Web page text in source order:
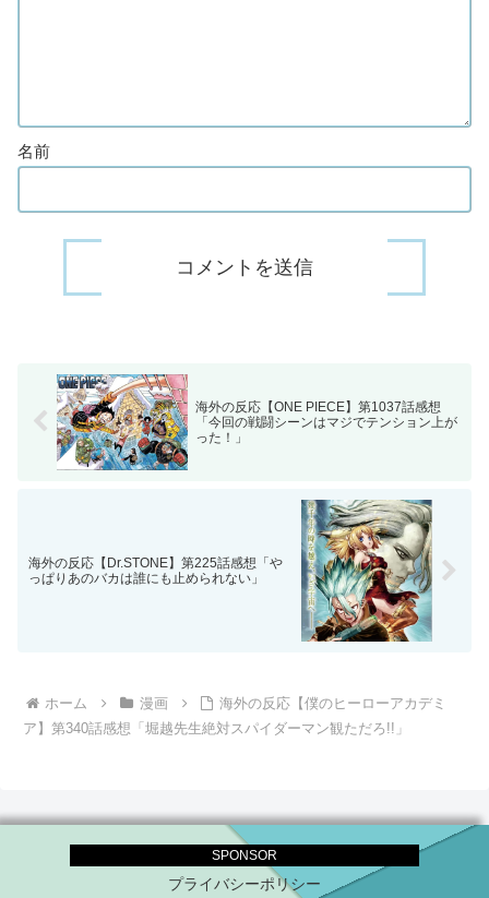
SPONSOR
名前
海外の反応【ONE PIECE】第1037話感想
「今回の戦闘シーンはマジでテンション上が
った！」
海外の反応【Dr.STONE】第225話感想「や
っぱりあのバカは誰にも止められない」
ホーム 漫画
海外の反応【僕のヒーローアカデミ
ア】第340話感想「堀越先生絶対スパイダーマン観ただろ!!」
プライバシーポリシー